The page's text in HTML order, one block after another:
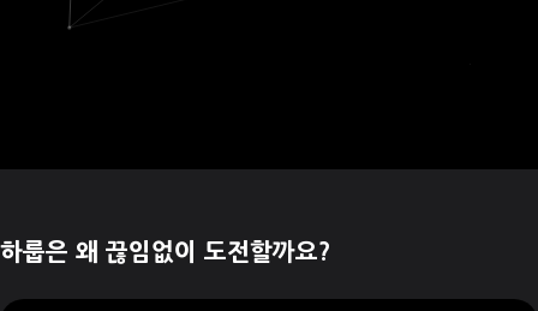
하룹은 왜 끊임없이 도전할까요?